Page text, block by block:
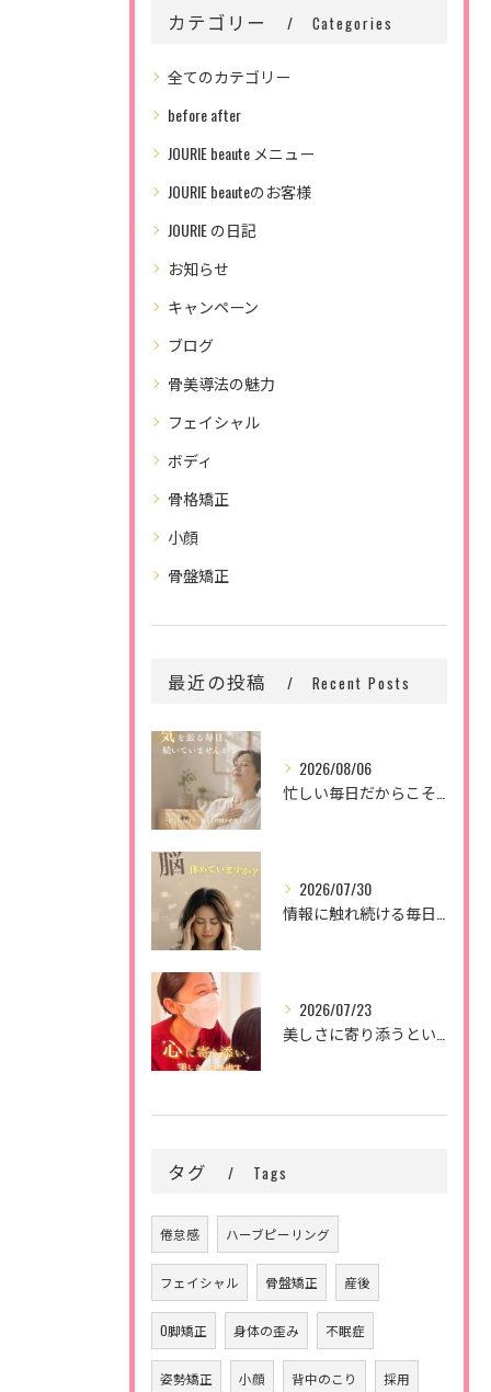
カテゴリー Categories
全てのカテゴリー
before after
JOURIE beaute メニュー
JOURIE beauteのお客様
JOURIE の日記
お知らせ
キャンペーン
ブログ
骨美導法の魅力
フェイシャル
ボディ
骨格矯正
小顔
骨盤矯正
最近の投稿 Recent Posts
2026/08/06
2026/07/30
2026/07/23
タグ Tags
倦怠感 ハーブピーリング
フェイシャル 骨盤矯正 産後
O脚矯正 身体の歪み 不眠症
姿勢矯正 小顔 背中のこり 採用